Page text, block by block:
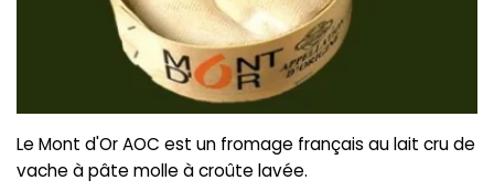
Connexion
Le Mont d'Or AOC est un fromage français au lait cru de
vache à pâte molle à croûte lavée.